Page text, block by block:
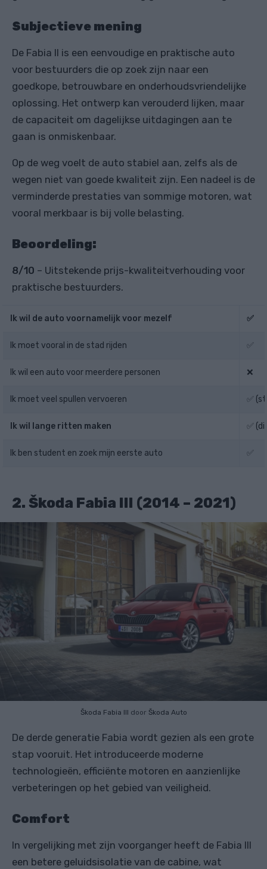
Subjectieve mening
De Fabia II is een eenvoudige en praktische auto
voor bestuurders die op zoek zijn naar een
goedkope, betrouwbare en onderhoudsvriendelijke
oplossing. Het ontwerp kan verouderd lijken, maar
de capaciteit om dagelijkse uitdagingen aan te
gaan is onmiskenbaar.
Op de weg voelt de auto stabiel aan, zelfs als de
wegen niet van goede kwaliteit zijn. Een nadeel is de
verminderde prestaties van sommige motoren, wat
vooral merkbaar is bij volle belasting.
Beoordeling:
8/10 – Uitstekende prijs-kwaliteitverhouding voor
praktische bestuurders.
Ik wil de auto voornamelijk voor mezelf ✅
Ik moet vooral in de stad rijden ✅
Ik wil een auto voor meerdere personen ❌
Ik moet veel spullen vervoeren ✅
Ik wil lange ritten maken ✅
Ik ben student en zoek mijn eerste auto ✅
2. Škoda Fabia III (2014 – 2021)
Škoda Fabia III door Škoda Auto
De derde generatie Fabia wordt gezien als een grote
stap vooruit. Het introduceerde moderne
technologieën, efficiënte motoren en aanzienlijke
verbeteringen op het gebied van veiligheid.
Comfort
In vergelijking met zijn voorganger heeft de Fabia III
een betere geluidsisolatie van de cabine, wat